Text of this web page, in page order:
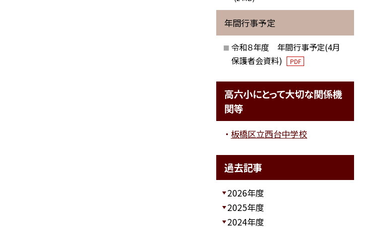
年間行事予定
令和８年度 年間行事予定(4月
保護者会資料)
PDF
高六小にとって大切な関係機
関等
板橋区立西台中学校
過去記事
2026年度
2025年度
2024年度